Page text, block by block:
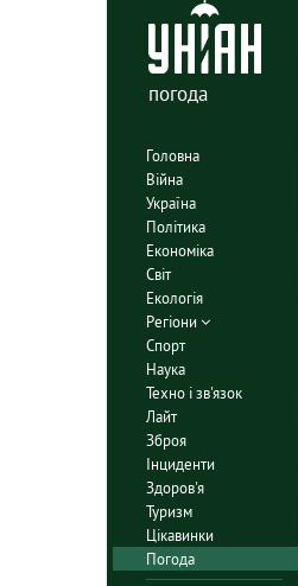
погода
Головна
Війна
Україна
Політика
Економіка
Світ
Екологія
Регіони
Спорт
Наука
Техно і зв'язок
Лайт
Зброя
Інциденти
Здоров'я
Туризм
Цікавинки
Погода